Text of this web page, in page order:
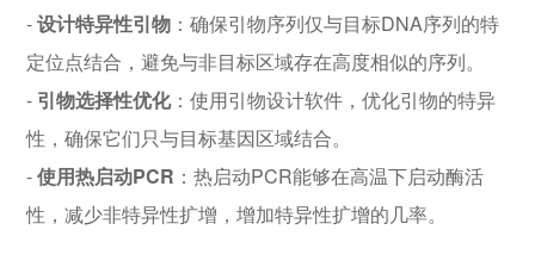
-设计特异性引物 ：确保引物序列仅与目标DNA序列的特
定位点结合，避免与非目标区域存在高度相似的序列。
- 引物选择性优化：使用引物设计软件，优化引物的特异
性，确保它们只与目标基因区域结合。
-使用热启动PCR ：热启动PCR能够在高温下启动酶活
性，减少非特异性扩增，增加特异性扩增的几率。